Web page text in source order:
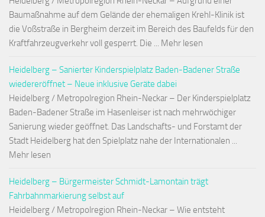
Baumaßnahme auf dem Gelände der ehemaligen Krehl-Klinik ist
die Voßstraße in Bergheim derzeit im Bereich des Baufelds für den
Kraftfahrzeugverkehr voll gesperrt. Die ... Mehr lesen
Heidelberg – Sanierter Kinderspielplatz Baden-Badener Straße
wiedereröffnet – Neue inklusive Geräte dabei
Heidelberg / Metropolregion Rhein-Neckar – Der Kinderspielplatz
Baden-Badener Straße im Hasenleiser ist nach mehrwöchiger
Sanierung wieder geöffnet. Das Landschafts- und Forstamt der
Stadt Heidelberg hat den Spielplatz nahe der Internationalen ...
Mehr lesen
Heidelberg – Bürgermeister Schmidt-Lamontain trägt
Fahrbahnmarkierung selbst auf
Heidelberg / Metropolregion Rhein-Neckar – Wie entsteht